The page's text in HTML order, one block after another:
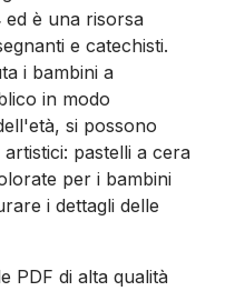
ed è una risorsa
e catechisti.
i bambini a
in modo
si possono
pastelli a cera
per i bambini
i dettagli delle
PDF di alta qualità